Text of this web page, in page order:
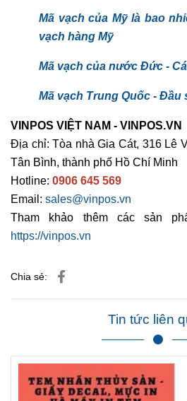
Mã vạch của Mỹ là bao
vạch hàng Mỹ
Mã vạch của nước Đức -
Mã vạch Trung Quốc - Đầu
VINPOS VIỆT NAM - VINPOS.VN
Địa chỉ: Tòa nhà Gia Cát, 316 Lê
Tân Bình, thành phố Hồ Chí Minh
Hotline: 0906 645 569
Email: sales@vinpos.vn
Tham khảo thêm các sản
https://vinpos.vn
Chia sẻ:
Tin tức liên